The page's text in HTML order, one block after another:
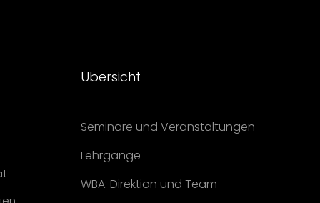
Übersicht
Seminare und Veranstaltungen
Lehrgänge
WBA: Direktion und Team